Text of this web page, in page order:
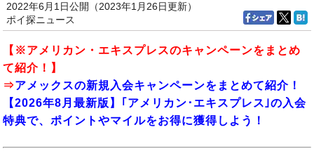
2022年6月1日公開（2023年1月26日更新）
ポイ探ニュース
【※アメリカン・エキスプレスのキャンペーンをまとめ
て紹介！】
⇒アメックスの新規入会キャンペーンをまとめて紹介！
【2026年8月最新版】｢アメリカン･エキスプレス｣の入会
特典で、ポイントやマイルをお得に獲得しよう！